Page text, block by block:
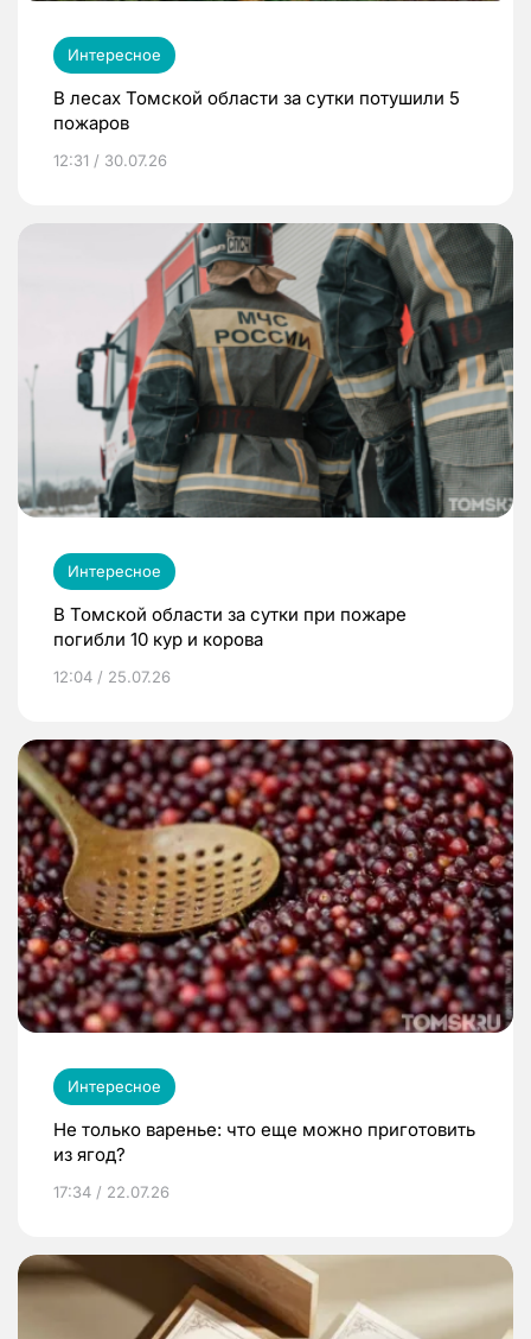
Интересное
В лесах Томской области за сутки потушили 5
пожаров
12:31 / 30.07.26
Интересное
В Томской области за сутки при пожаре
погибли 10 кур и корова
12:04 / 25.07.26
Интересное
Не только варенье: что еще можно приготовить
из ягод?
17:34 / 22.07.26